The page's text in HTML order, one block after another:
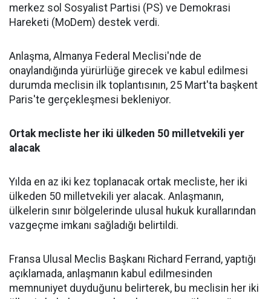
merkez sol Sosyalist Partisi (PS) ve Demokrasi
Hareketi (MoDem) destek verdi.
Anlaşma, Almanya Federal Meclisi'nde de
onaylandığında yürürlüğe girecek ve kabul edilmesi
durumda meclisin ilk toplantısının, 25 Mart'ta başkent
Paris'te gerçekleşmesi bekleniyor.
Ortak mecliste her iki ülkeden 50 milletvekili yer
alacak
Yılda en az iki kez toplanacak ortak mecliste, her iki
ülkeden 50 milletvekili yer alacak. Anlaşmanın,
ülkelerin sınır bölgelerinde ulusal hukuk kurallarından
vazgeçme imkanı sağladığı belirtildi.
Fransa Ulusal Meclis Başkanı Richard Ferrand, yaptığı
açıklamada, anlaşmanın kabul edilmesinden
memnuniyet duyduğunu belirterek, bu meclisin her iki